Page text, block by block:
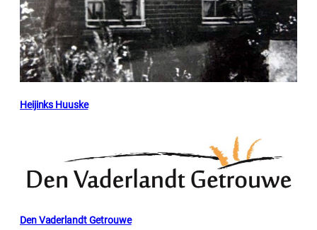
Heijinks Huuske
Den Vaderlandt Getrouwe